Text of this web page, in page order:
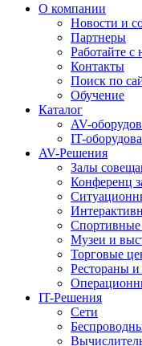
О компании
Новости и
Партнеры
Работайте с
Контакты
Поиск по
Обучение
Каталог
AV-
IT-
AV-Решения
Залы
Конференц
Спортивные
Музеи и
Торговые
Рестораны
IT-Решения
Сети